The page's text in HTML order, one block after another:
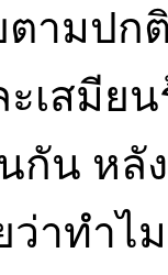
ามปก
เสมีย
กัน ห
าทำไ